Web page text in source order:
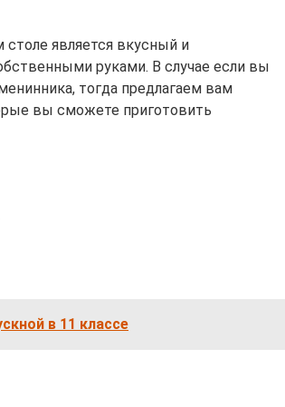
является вкусный и
руками. В случае если вы
тогда предлагаем вам
вы сможете приготовить
в 11 классе